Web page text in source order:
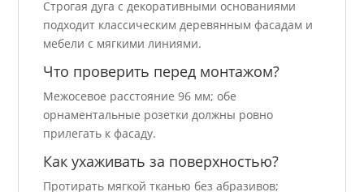
Строгая дуга с декоративными основаниями
подходит классическим деревянным фасадам и
мебели с мягкими линиями.
Что проверить перед монтажом?
Межосевое расстояние 96 мм; обе
орнаментальные розетки должны ровно
прилегать к фасаду.
Как ухаживать за поверхностью?
Протирать мягкой тканью без абразивов;